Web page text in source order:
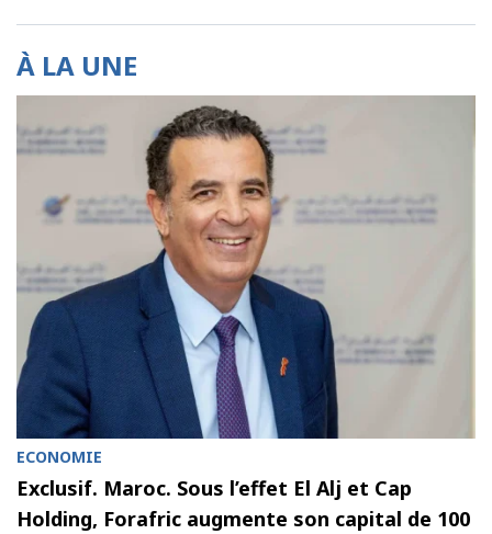
À LA UNE
ECONOMIE
Exclusif. Maroc. Sous l’effet El Alj et Cap
Holding, Forafric augmente son capital de 100